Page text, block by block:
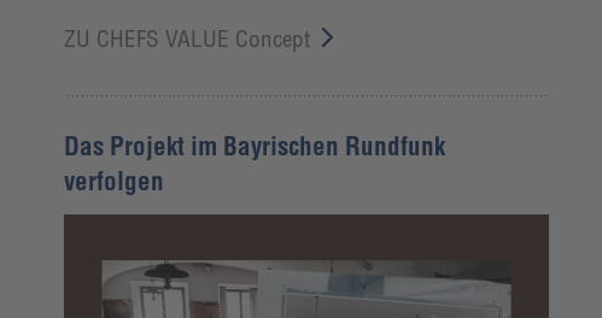
ZU CHEFS VALUE Concept
Das Projekt im Bayrischen Rundfunk
verfolgen